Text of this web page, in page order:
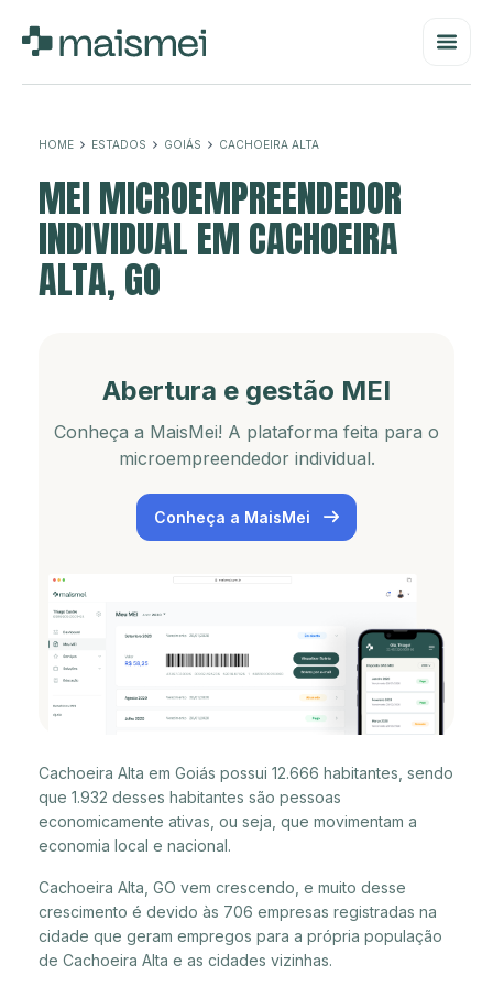
HOME ESTADOS GOIÁS CACHOEIRA ALTA
MEI MICROEMPREENDEDOR
INDIVIDUAL EM CACHOEIRA
ALTA, GO
Abertura e gestão MEI
Conheça a MaisMei! A plataforma feita para o
microempreendedor individual.
Conheça a MaisMei
Cachoeira Alta em Goiás possui 12.666 habitantes, sendo
que 1.932 desses habitantes são pessoas
economicamente ativas, ou seja, que movimentam a
economia local e nacional.
Cachoeira Alta, GO vem crescendo, e muito desse
crescimento é devido às 706 empresas registradas na
cidade que geram empregos para a própria população
de Cachoeira Alta e as cidades vizinhas.